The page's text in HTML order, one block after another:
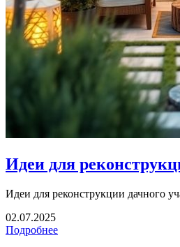
Идеи для
Идеи для реконструкции дачного
02.07.2025
Подробнее